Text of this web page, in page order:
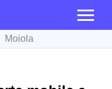
Moiola